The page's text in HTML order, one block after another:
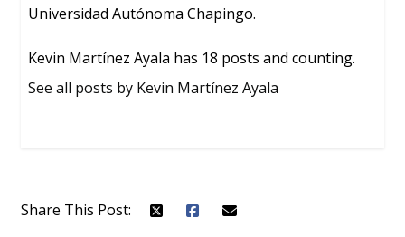
Universidad Autónoma Chapingo.
Kevin Martínez Ayala has 18 posts and counting.
See all posts by Kevin Martínez Ayala
Share This Post: